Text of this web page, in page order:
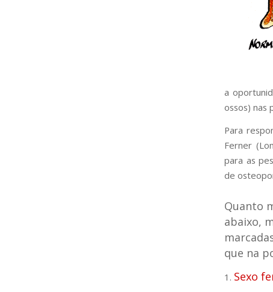
a
ossos) nas
Para
Ferner
para as
de
Quanto
abaixo,
que na
1. Sexo